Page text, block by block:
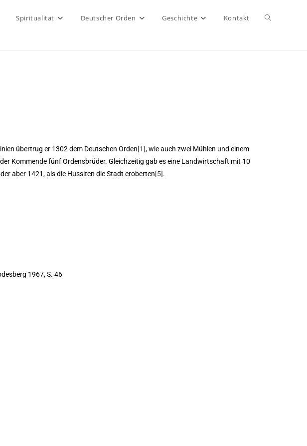
Spiritualität Deutscher Orden Geschichte Kontakt
übertrug er 1302 dem Deutschen Orden[1], wie auch zwei Mühlen und einem
Kommende fünf Ordensbrüder. Gleichzeitig gab es eine Landwirtschaft mit 10
aber 1421, als die Hussiten die Stadt eroberten[5].
1967, S. 46